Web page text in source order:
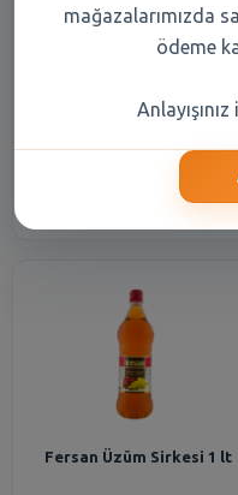
Fersan Üzüm Sirkesi 2 lt
Şube Seçiniz
Fersan Üzüm Sirkesi 1 lt
mağazalarımızda
ödeme